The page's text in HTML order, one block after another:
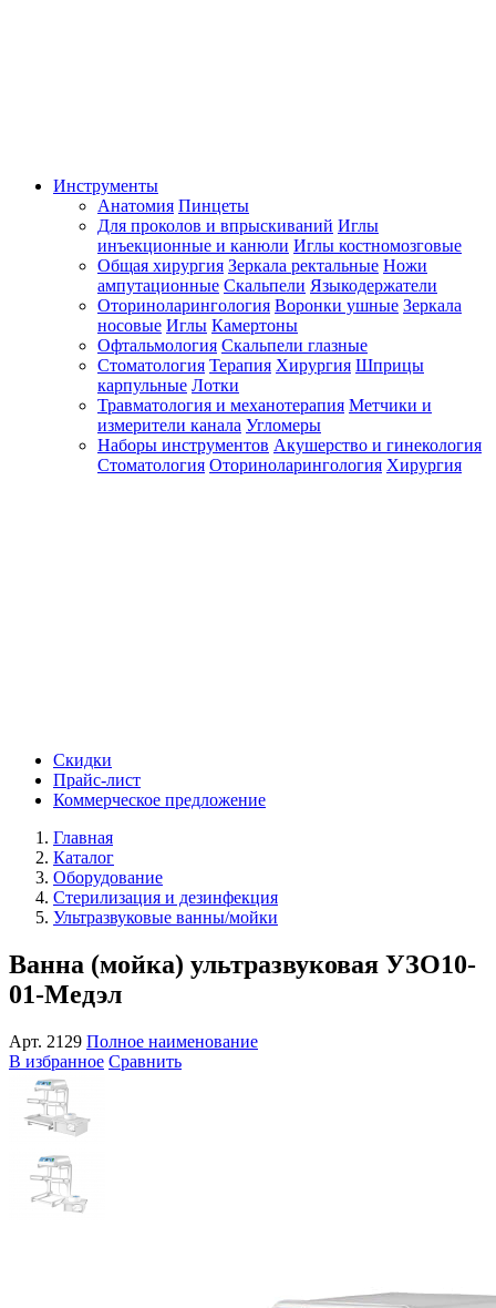
Инструменты
Анатомия Пинцеты
Для проколов и впрыскиваний Иглы
инъекционные и канюли Иглы костномозговые
Общая хирургия Зеркала ректальные Ножи
ампутационные Скальпели Языкодержатели
Оториноларингология Воронки ушные Зеркала
носовые Иглы Камертоны
Офтальмология Скальпели глазные
Стоматология Терапия Хирургия Шприцы
карпульные Лотки
Травматология и механотерапия Метчики и
измерители канала Угломеры
Наборы инструментов Акушерство и гинекология
Стоматология Оториноларингология Хирургия
Скидки
Прайс-лист
Коммерческое предложение
Главная
Каталог
Оборудование
Стерилизация и дезинфекция
Ультразвуковые ванны/мойки
Ванна (мойка) ультразвуковая УЗО10-
01-Медэл
Арт. 2129 Полное наименование
В избранное Сравнить